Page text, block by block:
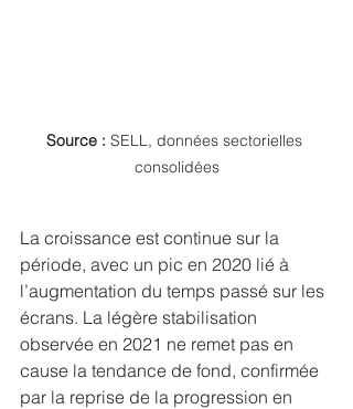
Source : SELL, données sectorielles
consolidées
La croissance est continue sur la
période, avec un pic en 2020 lié à
l’augmentation du temps passé sur les
écrans. La légère stabilisation
observée en 2021 ne remet pas en
cause la tendance de fond, confirmée
par la reprise de la progression en